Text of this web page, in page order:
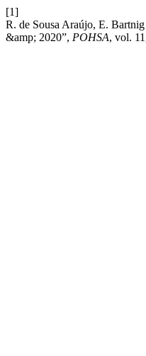
[1]
R. de Sousa Araújo, E.
&amp; 2020”, POHSA, vol.